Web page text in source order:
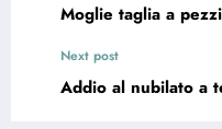
Moglie taglia a
Next post
Addio al nubilato a